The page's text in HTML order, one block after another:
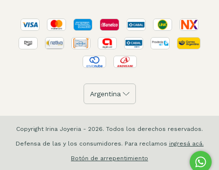
Copyright Irina Joyeria - 2026. Todos los derechos reservados.
Defensa de las y los consumidores. Para reclamos ingresá acá.
Botón de arrepentimiento